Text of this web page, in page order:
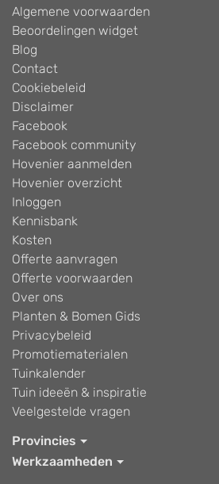
Algemene voorwaarden
Beoordelingen widget
Blog
Contact
Cookiebeleid
Disclaimer
Facebook
Facebook community
Hovenier aanmelden
Hovenier overzicht
Inloggen
Kennisbank
Kosten
Offerte aanvragen
Offerte voorwaarden
Over ons
Planten & Bomen Gids
Privacybeleid
Promotiematerialen
Tuinkalender
Tuin ideeën & inspiratie
Veelgestelde vragen
Provincies
Werkzaamheden